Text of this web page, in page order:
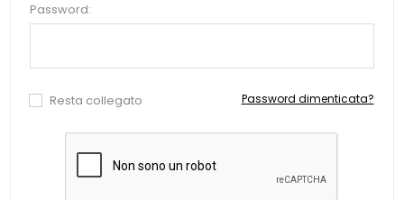
Password:
Resta collegato Password dimenticata?